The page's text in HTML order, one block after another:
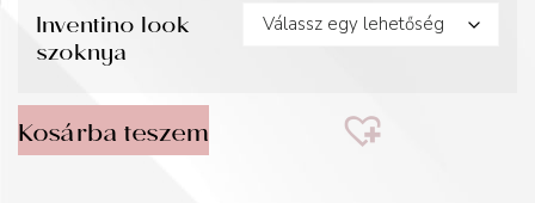
Inventino look
szoknya
Kosárba teszem